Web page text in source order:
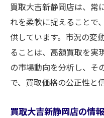
買取大吉新静岡店は、常
れを柔軟に捉えることで
供しています。市況の変
ることは、高額買取を実
の市場動向を分析し、そ
で、買取価格の公正性と
買取大吉新静岡店の情